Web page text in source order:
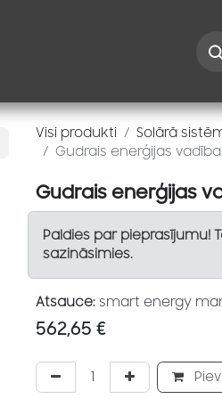
Visi produkti
Solārā
Gudrais enerģijas
Gudrais enerģijas
Paldies par pieprasījumu!
sazināsimies.
Atsauce: smart energy
562,65 €